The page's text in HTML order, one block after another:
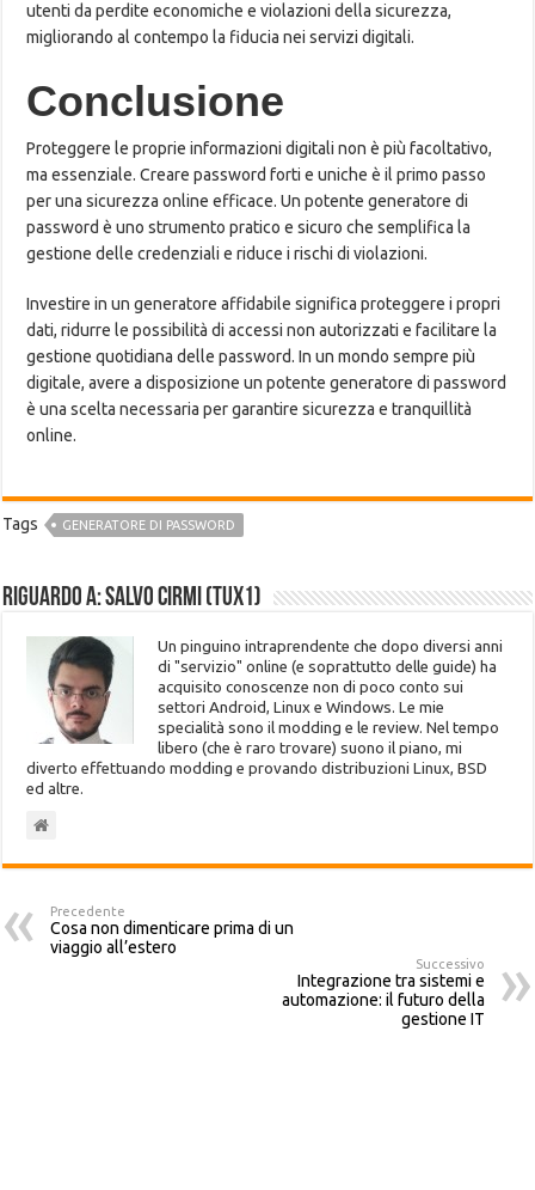
utenti da perdite economiche e violazioni della sicurezza,
migliorando al contempo la fiducia nei servizi digitali.
Conclusione
Proteggere le proprie informazioni digitali non è più facoltativo,
ma essenziale. Creare password forti e uniche è il primo passo
per una sicurezza online efficace. Un potente generatore di
password è uno strumento pratico e sicuro che semplifica la
gestione delle credenziali e riduce i rischi di violazioni.
Investire in un generatore affidabile significa proteggere i propri
dati, ridurre le possibilità di accessi non autorizzati e facilitare la
gestione quotidiana delle password. In un mondo sempre più
digitale, avere a disposizione un potente generatore di password
è una scelta necessaria per garantire sicurezza e tranquillità
online.
Tags GENERATORE DI PASSWORD
Riguardo a: Salvo Cirmi (Tux1)
Un pinguino intraprendente che dopo diversi anni
di "servizio" online (e soprattutto delle guide) ha
acquisito conoscenze non di poco conto sui
settori Android, Linux e Windows. Le mie
specialità sono il modding e le review. Nel tempo
libero (che è raro trovare) suono il piano, mi
diverto effettuando modding e provando distribuzioni Linux, BSD
ed altre.
Precedente
Cosa non dimenticare prima di un
viaggio all’estero
Successivo
Integrazione tra sistemi e
automazione: il futuro della
gestione IT